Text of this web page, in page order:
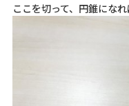
ここを切って、円錐にな